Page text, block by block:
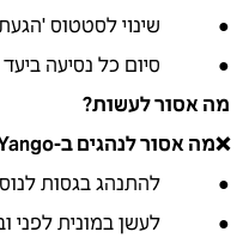
● שינוי לסטטוס 'הגעתי'
● סיום כל נסיעה ביעד
מה אסור לעשות?
❌מה אסור לנהגים ב-Yango לעשות בשום מצב?
● להתנהג בגסות
● לעשן במונית לפני